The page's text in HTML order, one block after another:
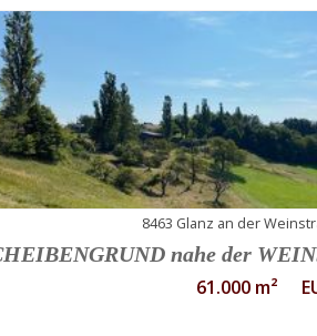
8463 Glanz an der
nahe der
61.000 m²